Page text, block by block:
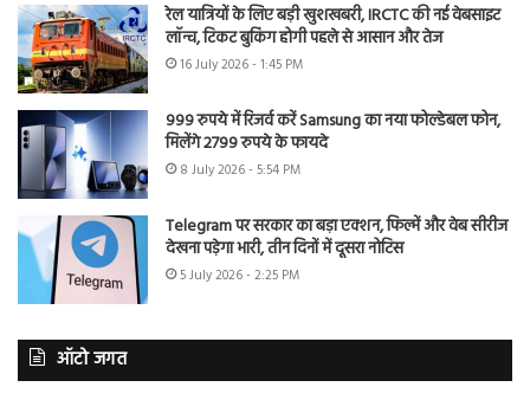
रेल यात्रियों के लिए बड़ी खुशखबरी, IRCTC की नई वेबसाइट
लॉन्च, टिकट बुकिंग होगी पहले से आसान और तेज
16 July 2026 - 1:45 PM
999 रुपये में रिजर्व करें Samsung का नया फोल्डेबल फोन,
मिलेंगे 2799 रुपये के फायदे
8 July 2026 - 5:54 PM
Telegram पर सरकार का बड़ा एक्शन, फिल्में और वेब सीरीज
देखना पड़ेगा भारी, तीन दिनों में दूसरा नोटिस
5 July 2026 - 2:25 PM
ऑटो जगत